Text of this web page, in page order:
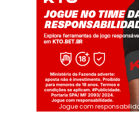
Jogue com